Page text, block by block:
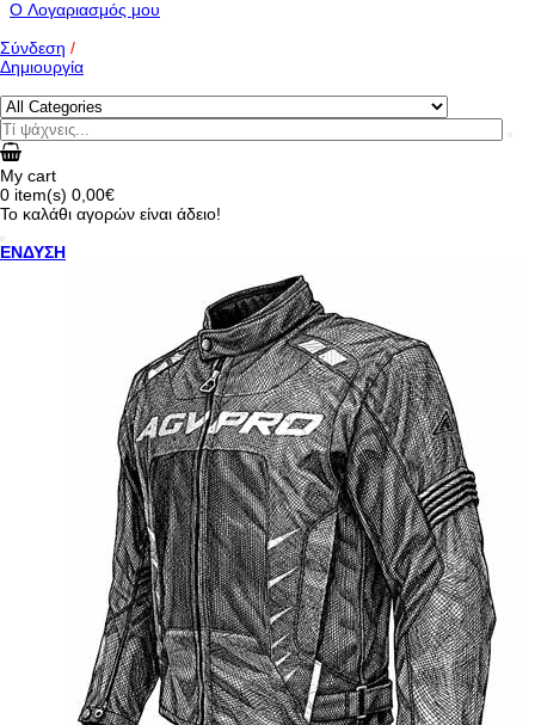
O Λογαριασμός μου
Σύνδεση /
Δημιουργία
My cart
0 item(s) 0,00€
Το καλάθι αγορών είναι άδειο!
ΕΝΔΥΣΗ